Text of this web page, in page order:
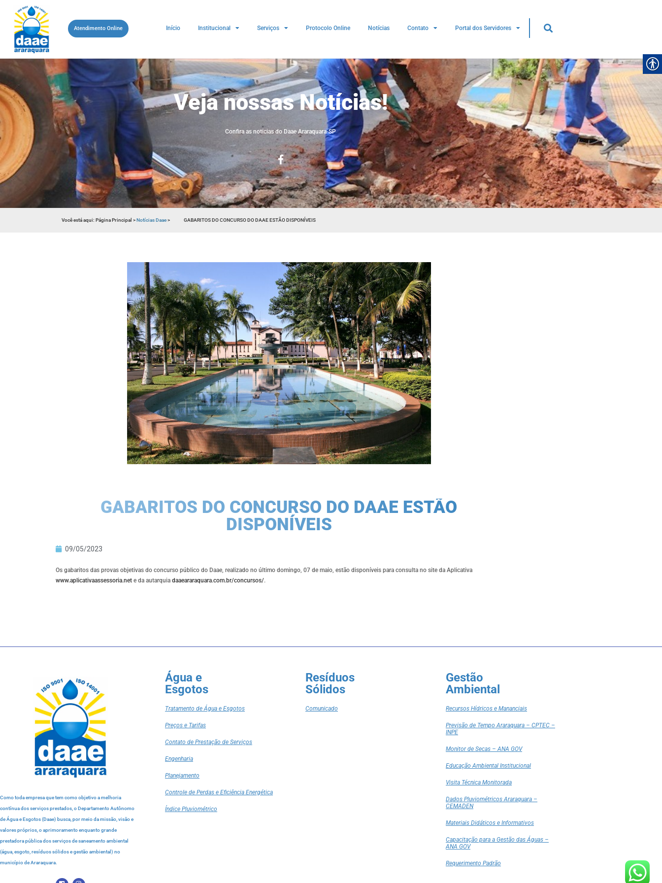
Atendimento Online Início Institucional Serviços Protocolo Online Notícias Contato Portal dos Servidores
Veja nossas Notícias!
Confira as noticias do Daae Araraquara-SP
Você está aqui:Página Principal>Notícias Daae> GABARITOS DO CONCURSO DO DAAE ESTÃO DISPONÍVEIS
GABARITOS DO CONCURSO DO DAAE ESTÃO
DISPONÍVEIS
09/05/2023
Os gabaritos das provas objetivas do concurso público do Daae, realizado no último domingo, 07 de maio, estão disponíveis para consulta no site da Aplicativa
www.aplicativaassessoria.nete da autarquia daaeararaquara.com.br/concursos/.
Como toda empresa que tem como objetivo a melhoria
contínua dos serviços prestados, o Departamento Autônomo
de Água e Esgotos (Daae) busca, por meio da missão, visão e
valores próprios, o aprimoramento enquanto grande
prestadora pública dos serviços de saneamento ambiental
(água, esgoto, resíduos sólidos e gestão ambiental) no
município de Araraquara.
Água e
Esgotos
Tratamento de Água e Esgotos
Preços e Tarifas
Contato de Prestação de Serviços
Engenharia
Planejamento
Controle de Perdas e Eficiência Energética
Índice Pluviométrico
Resíduos
Sólidos
Comunicado
Gestão
Ambiental
Recursos Hídricos e Mananciais
Previsão de Tempo Araraquara – CPTEC –
INPE
Monitor de Secas – ANA GOV
Educação Ambiental Institucional
Visita Técnica Monitorada
Dados Pluviométricos Araraquara –
CEMADEN
Materiais Didáticos e Informativos
Capacitação para a Gestão das Águas –
ANA GOV
Requerimento Padrão